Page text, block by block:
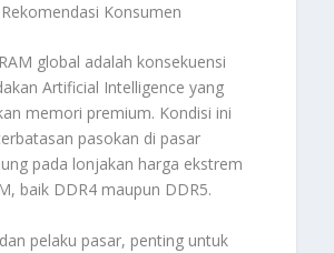
Konsumen
global adalah konsekuensi
Artificial Intelligence yang
memori premium. Kondisi ini
pasokan di pasar
pada lonjakan harga ekstrem
baik DDR4 maupun DDR5.
pelaku pasar, penting untuk